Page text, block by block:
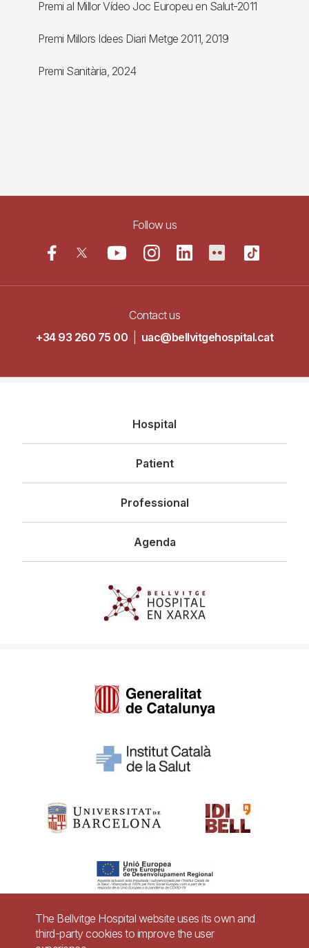
Premi al Millor Vídeo Joc Europeu en Salut-2011
Premi Millors Idees Diari Metge 2011, 2019
Premi Sanitària, 2024
Follow us
Contact us
+34 93 260 75 00
uac@bellvitgehospital.cat
principal
Hospital
Patient
Professional
Agenda
The Bellvitge Hospital website uses its own and
third-party cookies to improve the user